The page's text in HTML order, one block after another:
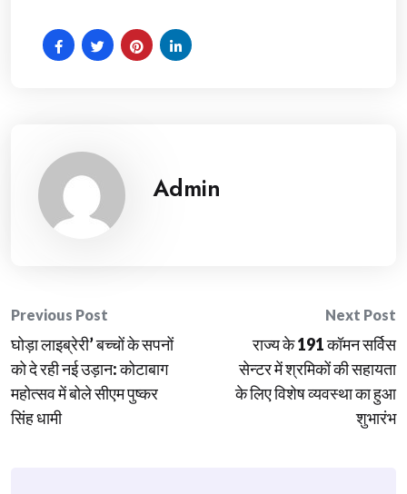
Admin
Post
navigation
Previous Post
घोड़ा लाइब्रेरी’ बच्चों के सपनों
को दे रही नई उड़ान: कोटाबाग
महोत्सव में बोले सीएम पुष्कर
सिंह धामी
Next Post
राज्य के 191 कॉमन सर्विस
सेन्टर में श्रमिकों की सहायता
के लिए विशेष व्यवस्था का हुआ
शुभारंभ